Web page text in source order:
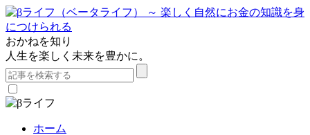
おかねを知り
人生を楽しく未来を豊かに。
ホーム